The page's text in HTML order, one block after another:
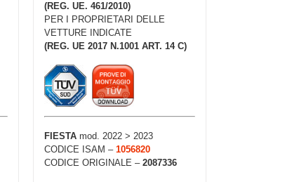
(REG. UE. 461/2010)
PER I PROPRIETARI DELLE
VETTURE INDICATE
(REG. UE 2017 N.1001 ART. 14 C)
FIESTAmod. 2022 > 2023
CODICE ISAM – 1056820
CODICE ORIGINALE – 2087336